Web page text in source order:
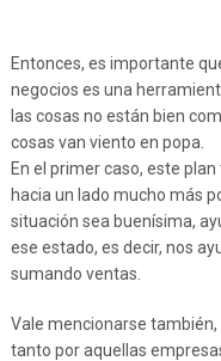
Entonces, es importante
negocios es una
las cosas no están bien
cosas van viento en popa.
En el primer caso, este
hacia un lado mucho más
situación sea buenísima,
ese estado, es decir, nos
sumando ventas.
Vale mencionarse
tanto por aquellas